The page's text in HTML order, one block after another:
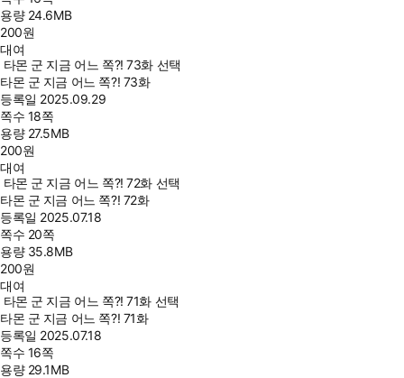
용량 24.6MB
200원
대여
타몬 군 지금 어느 쪽?! 73화 선택
타몬 군 지금 어느 쪽?! 73화
등록일 2025.09.29
쪽수 18쪽
용량 27.5MB
200원
대여
타몬 군 지금 어느 쪽?! 72화 선택
타몬 군 지금 어느 쪽?! 72화
등록일 2025.07.18
쪽수 20쪽
용량 35.8MB
200원
대여
타몬 군 지금 어느 쪽?! 71화 선택
타몬 군 지금 어느 쪽?! 71화
등록일 2025.07.18
쪽수 16쪽
용량 29.1MB